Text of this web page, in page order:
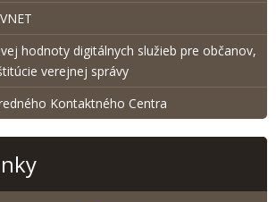
hodnoty digitálnych služieb pre občanov,
verejnej správy
Kontaktného Centra